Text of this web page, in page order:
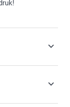
en trendy
of Stevig